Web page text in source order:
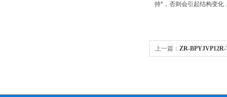
持*，否则会引起结构变化
上一篇： ZR-